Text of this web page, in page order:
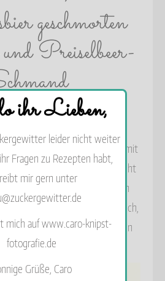
geschmorten
Preiselbeer-
Dezember 2015
Tanja uns gerade erst mit
den Mund wässrig gemacht
nächste Schätzchen für euch in
Schätzchen ist sie nämlich,
& Sprouts. Ein Blog, den
kenne, aber direkt lieben
ihr Lieben,
leider nicht weiter
Fragen zu Rezepten habt,
mir gern unter
mich auf www.caro-knipst-
fotografie.de
Grüße, Caro